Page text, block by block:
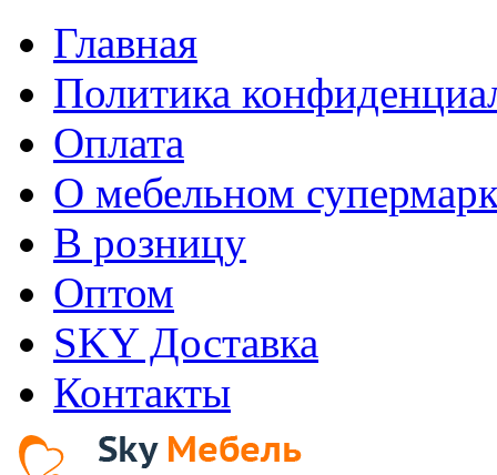
Главная
Политика
Оплата
О мебельном
В розницу
Оптом
SKY Доставка
Контакты